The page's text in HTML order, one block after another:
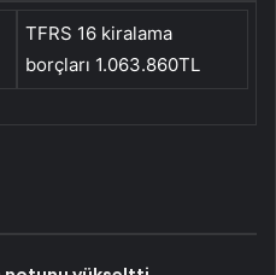
TFRS 16 kiralama
borçları 1.063.860TL